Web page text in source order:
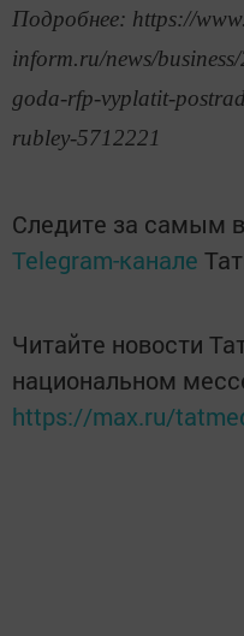
Подробнее: https://
inform.ru/news/
goda-rfp-vyplatit-
rubley-5712221
Следите за самым
Telegram-канале
Читайте новости
национальном
https://max.ru/